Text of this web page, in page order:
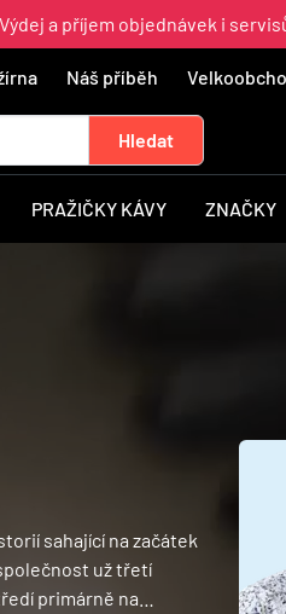
a příjem objednávek i
Náš příběh
PRAŽIČKY KÁVY ZNAČKY
sahající na začátek
už třetí
primárně na…